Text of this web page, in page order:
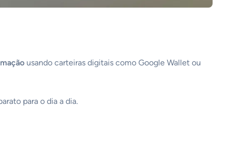
usando carteiras digitais como Google Wallet ou
para o dia a dia.